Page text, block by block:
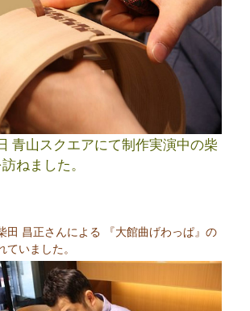
青山スクエアにて制作実演中の柴
ねました。
田 昌正さんによる 『大館曲げわっぱ』の
いました。